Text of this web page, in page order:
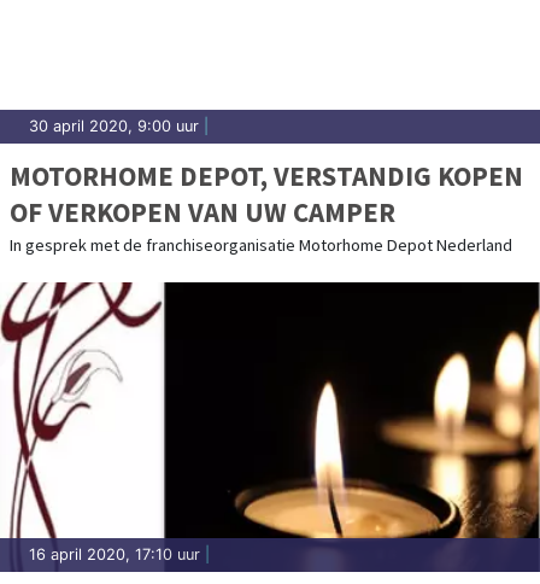
30 april 2020, 9:00 uur
MOTORHOME DEPOT, VERSTANDIG KOPEN
OF VERKOPEN VAN UW CAMPER
In gesprek met de franchiseorganisatie Motorhome Depot Nederland
16 april 2020, 17:10 uur